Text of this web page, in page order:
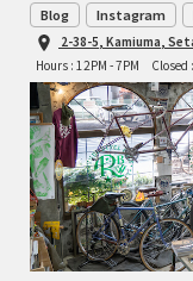
TOMII
WILDE
Blog Instagram
2-38-5, Kamiuma,
Hours : 12PM - 7PM
Closed